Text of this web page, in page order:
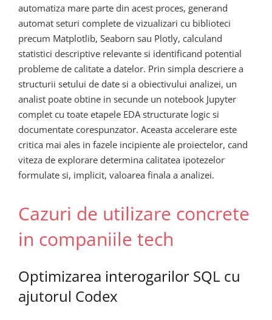
automatiza mare parte din acest proces, generand
automat seturi complete de vizualizari cu biblioteci
precum Matplotlib, Seaborn sau Plotly, calculand
statistici descriptive relevante si identificand potential
probleme de calitate a datelor. Prin simpla descriere a
structurii setului de date si a obiectivului analizei, un
analist poate obtine in secunde un notebook Jupyter
complet cu toate etapele EDA structurate logic si
documentate corespunzator. Aceasta accelerare este
critica mai ales in fazele incipiente ale proiectelor, cand
viteza de explorare determina calitatea ipotezelor
formulate si, implicit, valoarea finala a analizei.
Cazuri de utilizare concrete
in companiile tech
Optimizarea interogarilor SQL cu
ajutorul Codex